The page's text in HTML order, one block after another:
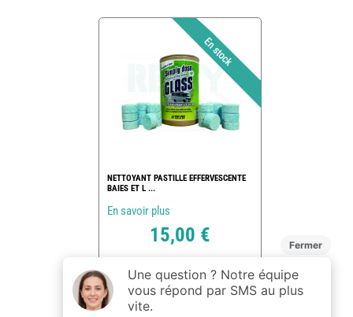
NETTOYANT PASTILLE EFFERVESCENTE
BAIES ET L ...
En savoir plus
15,00 €
ref : 172445
4